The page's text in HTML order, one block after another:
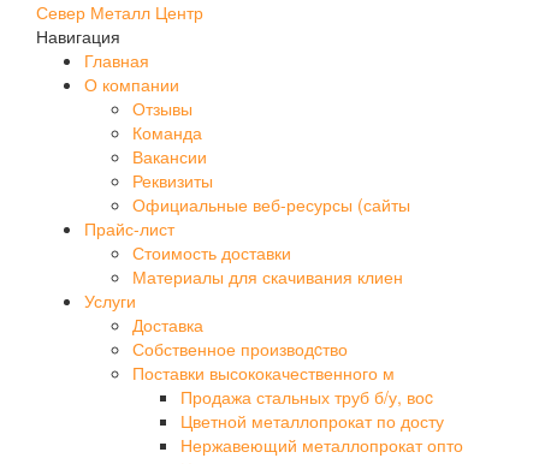
Север Металл Центр
Навигация
Главная
О компании
Отзывы
Команда
Вакансии
Реквизиты
Официальные веб-ресурсы (сайты
Прайс-лист
Стоимость доставки
Материалы для скачивания клиен
Услуги
Доставка
Собственное производcтво
Поставки высококачественного м
Продажа стальных труб б/у, воc
Цветной металлопрокат по досту
Нержавеющий металлопрокат опто